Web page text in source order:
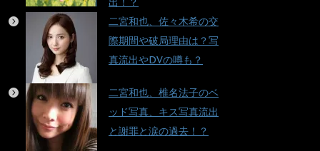
二宮和也、佐々木希の交
際期間や破局理由は？写
真流出やDVの噂も？
二宮和也、椎名法子のベ
ッド写真、キス写真流出
と謝罪と涙の過去！？